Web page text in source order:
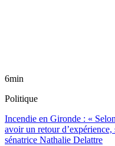
6min
Politique
Incendie en Gironde : «
avoir un retour
sénatrice Nathalie Delattre